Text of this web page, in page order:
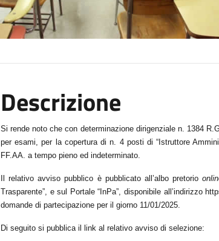
Descrizione
Si rende noto che con determinazione dirigenziale n. 1384
per esami, per la copertura di n. 4 posti di “Istruttore
FF.AA. a tempo pieno ed indeterminato.
Il relativo avviso pubblico è pubblicato all’albo pretorio
Trasparente”, e sul Portale “InPa”, disponibile all’indirizzo
domande di partecipazione per il giorno 11/01/2025.
Di seguito si pubblica il link al relativo avviso di selezione: